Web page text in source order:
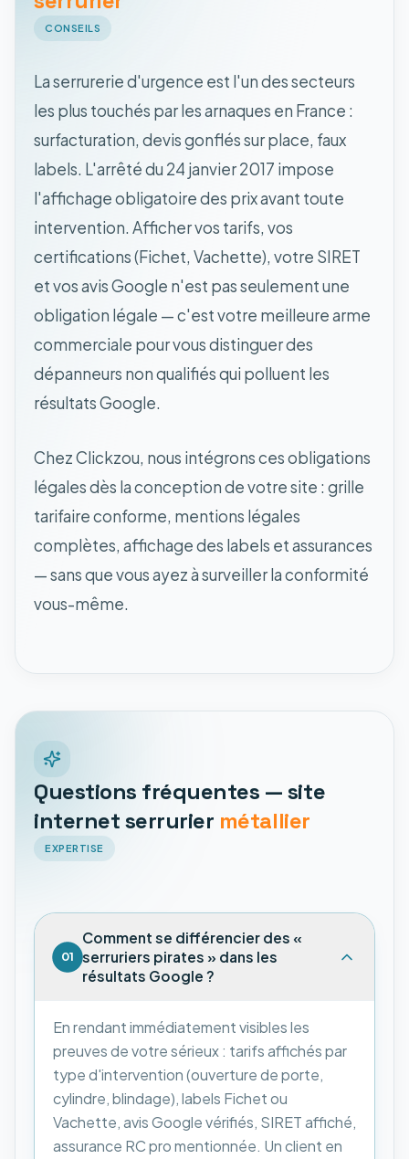
CONSEILS
La serrurerie d'urgence est l'un des secteurs
les plus touchés par les arnaques en France :
surfacturation, devis gonflés sur place, faux
labels. L'arrêté du 24 janvier 2017 impose
l'affichage obligatoire des prix avant toute
intervention. Afficher vos tarifs, vos
certifications (Fichet, Vachette), votre SIRET
et vos avis Google n'est pas seulement une
obligation légale — c'est votre meilleure arme
commerciale pour vous distinguer des
dépanneurs non qualifiés qui polluent les
résultats Google.
Chez Clickzou, nous intégrons ces obligations
légales dès la conception de votre site : grille
tarifaire conforme, mentions légales
complètes, affichage des labels et assurances
— sans que vous ayez à surveiller la conformité
vous-même.
Questions fréquentes — site
internet serrurier métallier
EXPERTISE
01
Comment se différencier des «
serruriers pirates » dans les
résultats Google ?
En rendant immédiatement visibles les
preuves de votre sérieux : tarifs affichés par
type d'intervention (ouverture de porte,
cylindre, blindage), labels Fichet ou
Vachette, avis Google vérifiés, SIRET affiché,
assurance RC pro mentionnée. Un client en